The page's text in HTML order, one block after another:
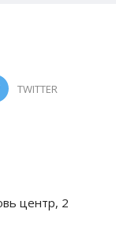
TWITTER
центр, 2